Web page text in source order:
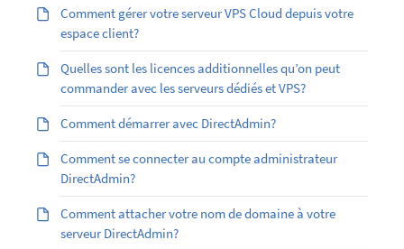
Comment gérer votre serveur VPS Cloud depuis votre
espace client?
Quelles sont les licences additionnelles qu’on peut
commander avec les serveurs dédiés et VPS?
Comment démarrer avec DirectAdmin?
Comment se connecter au compte administrateur
DirectAdmin?
Comment attacher votre nom de domaine à votre
serveur DirectAdmin?